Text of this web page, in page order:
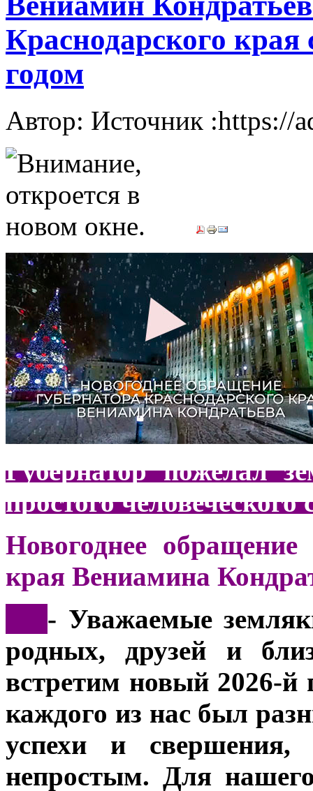
Краснодарского
годом
Автор: Источник :https://
Губернатор пожелал
простого человеческого
Новогоднее обращение
края Вениамина
- Уважаемые
родных, друзей и
встретим новый 2026-й
каждого из нас был
успехи и
непростым. Для